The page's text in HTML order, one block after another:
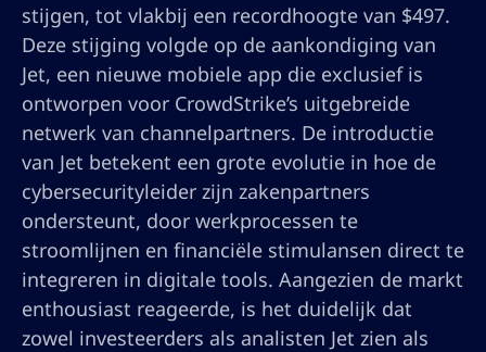
stijgen, tot vlakbij een recordhoogte van $497.
Deze stijging volgde op de aankondiging van
Jet, een nieuwe mobiele app die exclusief is
ontworpen voor CrowdStrike’s uitgebreide
netwerk van channelpartners. De introductie
van Jet betekent een grote evolutie in hoe de
cybersecurityleider zijn zakenpartners
ondersteunt, door werkprocessen te
stroomlijnen en financiële stimulansen direct te
integreren in digitale tools. Aangezien de markt
enthousiast reageerde, is het duidelijk dat
zowel investeerders als analisten Jet zien als